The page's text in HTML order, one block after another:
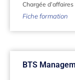
Chargée
Fiche formation
BTS